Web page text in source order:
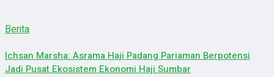
Berita
Ichsan Marsha: Asrama Haji Padang Pariaman Berpotensi
Jadi Pusat Ekosistem Ekonomi Haji Sumbar